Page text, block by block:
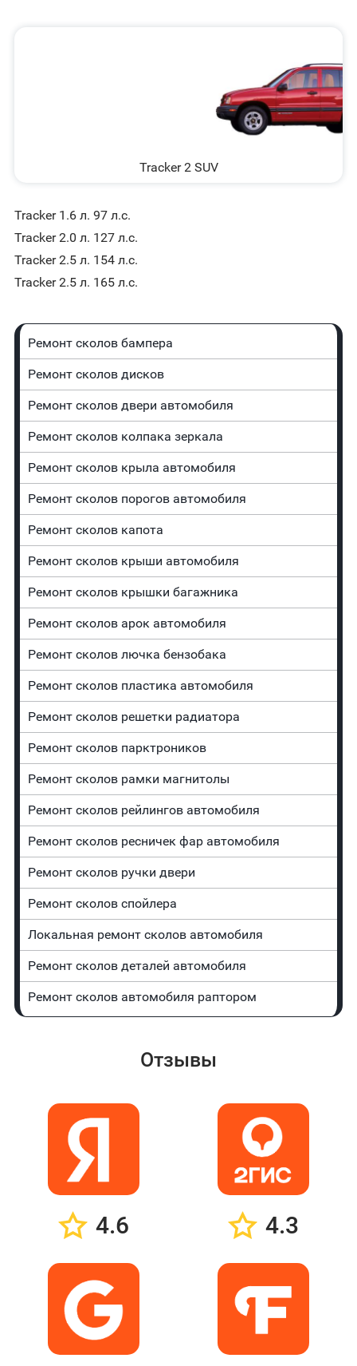
Tracker 2 SUV
Tracker 1.6 л. 97 л.с.
Tracker 2.0 л. 127 л.с.
Tracker 2.5 л. 154 л.с.
Tracker 2.5 л. 165 л.с.
Ремонт сколов бампера
Ремонт сколов дисков
Ремонт сколов двери автомобиля
Ремонт сколов колпака зеркала
Ремонт сколов крыла автомобиля
Ремонт сколов порогов автомобиля
Ремонт сколов капота
Ремонт сколов крыши автомобиля
Ремонт сколов крышки багажника
Ремонт сколов арок автомобиля
Ремонт сколов лючка бензобака
Ремонт сколов пластика автомобиля
Ремонт сколов решетки радиатора
Ремонт сколов парктроников
Ремонт сколов рамки магнитолы
Ремонт сколов рейлингов автомобиля
Ремонт сколов ресничек фар автомобиля
Ремонт сколов ручки двери
Ремонт сколов спойлера
Локальная ремонт сколов автомобиля
Ремонт сколов деталей автомобиля
Ремонт сколов автомобиля раптором
Отзывы
4.6 4.3